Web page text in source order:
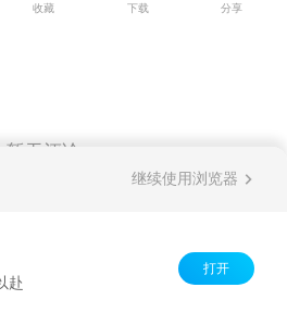
米油盐的琐碎生活之间挣扎，并与精明市
收藏 下载 分享
暂无评论
继续使用浏览器
赴
打开